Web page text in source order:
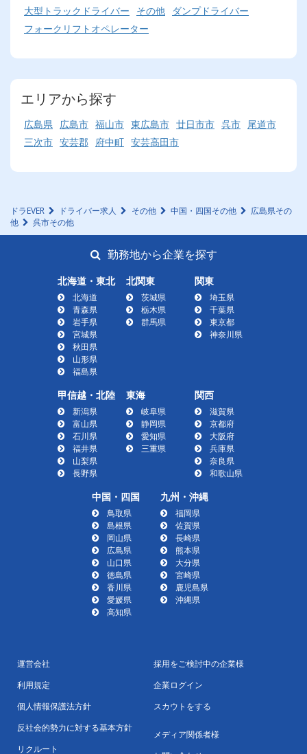
大型トラックドライバー
その他
ダンプドライバー
フォークリフトオペレーター
エリアから探す
広島県 広島市 福山市 東広島市 廿日市市 呉市 尾道市
三次市 安芸郡 府中町 安芸高田市
ドラEVER ドライバー求人 その他 中国・四国その他
広島県その
他
呉市その他
勤務地から企業を探す
北海道・東北
北海道
青森県
岩手県
宮城県
秋田県
山形県
福島県
北関東
茨城県
栃木県
群馬県
関東
埼玉県
千葉県
東京都
神奈川県
甲信越・北陸
新潟県
富山県
石川県
福井県
山梨県
長野県
東海
岐阜県
静岡県
愛知県
三重県
関西
滋賀県
京都府
大阪府
兵庫県
奈良県
和歌山県
中国・四国
鳥取県
島根県
岡山県
広島県
山口県
徳島県
香川県
愛媛県
高知県
九州・沖縄
福岡県
佐賀県
長崎県
熊本県
大分県
宮崎県
鹿児島県
沖縄県
運営会社
利用規定
個人情報保護法方針
反社会的勢力に対する基本方針
リクルート
採用をご検討中の企業様
企業ログイン
スカウトをする
メディア関係者様